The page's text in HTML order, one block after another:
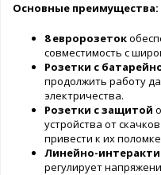
Основные преимущества:
8 евророзеток
совместимость с
Розетки с
продолжить работу
электричества.
Розетки с защитой
устройства от
привести к их
Линейно-
регулирует